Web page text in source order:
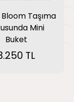
Taşıma
Mini
Buket
TL